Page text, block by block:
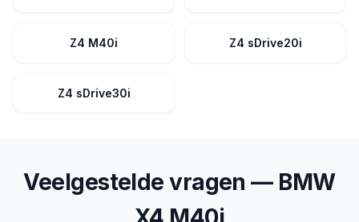
Z4 M40i Z4 sDrive20i
Z4 sDrive30i
Veelgestelde vragen — BMW